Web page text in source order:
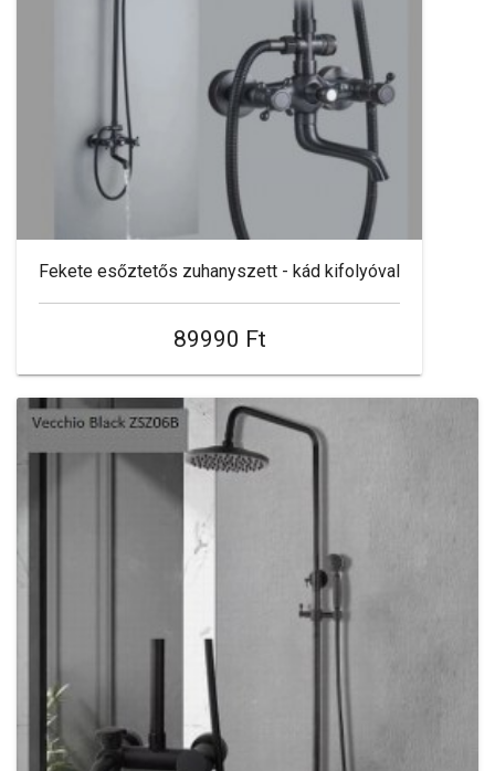
Fekete esőztetős zuhanyszett - kád kifolyóval
89990 Ft